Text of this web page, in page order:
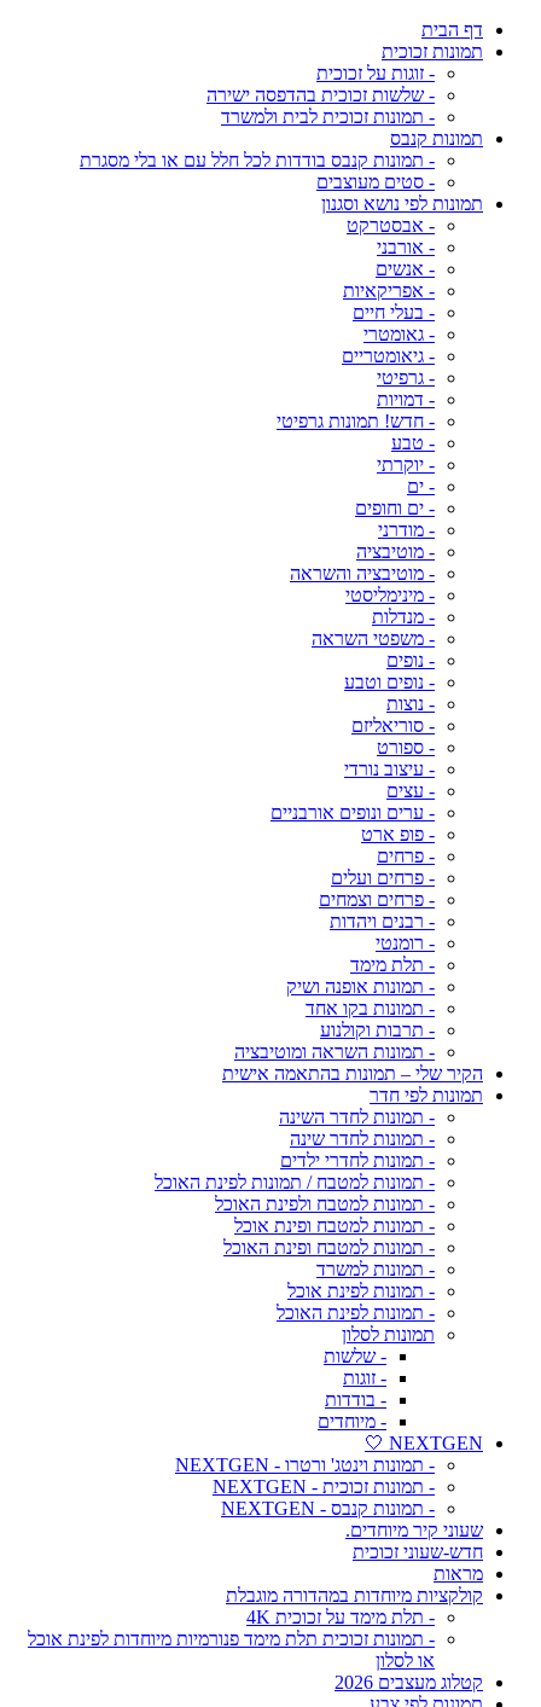
דף הבית
תמונות זכוכית
- זוגות על זכוכית
- שלשות זכוכית בהדפסה ישירה
- תמונות זכוכית לבית ולמשרד
תמונות קנבס
- תמונות קנבס בודדות לכל חלל עם או בלי מסגרת
- סטים מעוצבים
תמונות לפי נושא וסגנון
- אבסטרקט
- אורבני
- אנשים
- אפריקאיות
- בעלי חיים
- גאומטרי
- גיאומטריים
- גרפיטי
- דמויות
- חדש! תמונות גרפיטי
- טבע
- יוקרתי
- ים
- ים וחופים
- מודרני
- מוטיבציה
- מוטיבציה והשראה
- מינימליסטי
- מנדלות
- משפטי השראה
- נופים
- נופים וטבע
- נוצות
- סוריאליזם
- ספורט
- עיצוב נורדי
- עצים
- ערים ונופים אורבניים
- פופ ארט
- פרחים
- פרחים ועלים
- פרחים וצמחים
- רבנים ויהדות
- רומנטי
- תלת מימד
- תמונות אופנה ושיק
- תמונות בקו אחד
- תרבות וקולנוע
- תמונות השראה ומוטיבציה
הקיר שלי – תמונות בהתאמה אישית
תמונות לפי חדר
- תמונות לחדר השינה
- תמונות לחדר שינה
- תמונות לחדרי ילדים
- תמונות למטבח / תמונות לפינת האוכל
- תמונות למטבח ולפינת האוכל
- תמונות למטבח ופינת אוכל
- תמונות למטבח ופינת האוכל
- תמונות למשרד
- תמונות לפינת אוכל
- תמונות לפינת האוכל
תמונות לסלון
- שלשות
- זוגות
- בודדות
- מיוחדים
NEXTGEN 🤍
- תמונות וינטג' ורטרו - NEXTGEN
- תמונות זכוכית - NEXTGEN
- תמונות קנבס - NEXTGEN
שעוני קיר מיוחדים.
חדש-שעוני זכוכית
מראות
קולקציות מיוחדות במהדורה מוגבלת
- תלת מימד על זכוכית 4K
- תמונות זכוכית תלת מימד פנורמיות מיוחדות לפינת אוכל
או לסלון
קטלוג מעצבים 2026